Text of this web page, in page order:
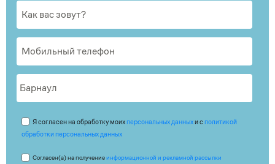
Я согласен на обработку моих персональных данныхи с политикой
обработки персональных данных
Согласен(а) на получениеинформационной и рекламной рассылки